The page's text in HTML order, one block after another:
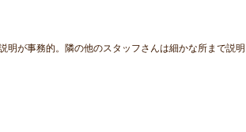
が事務的。隣の他のスタッフさんは細かな所まで説明